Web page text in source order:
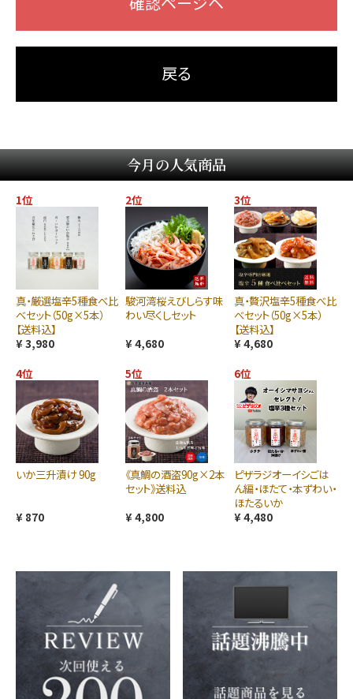
戻る
今月の人気商品
1位
真・厳選塩辛5種食べ比
べセット（50g×5本）
【送料込】
¥ 3,980
2位
駿河湾桜えびしらす味
わい尽くしセット
¥ 4,680
3位
真・贅沢塩辛5種食べ比
べセット（50g×5本）
【送料込】
¥ 4,680
4位
いか三升漬け 90g
¥ 870
5位
《真鯛の酒盗90g×2本
セット》送料込
¥ 4,800
6位
ピザラジオーイシごは
ん編・ほたて・本ずわい・
ほたるいか
¥ 4,480